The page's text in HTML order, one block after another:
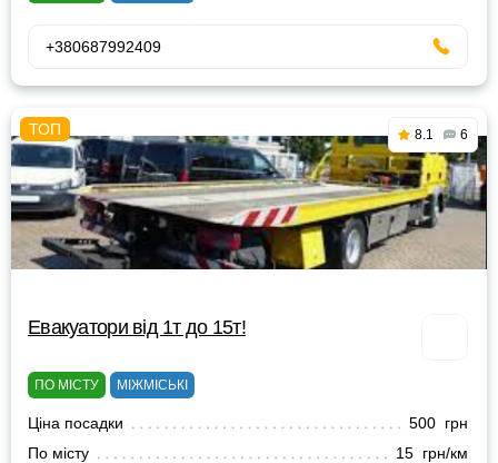
+380687992409
8.1 6
Евакуатори від 1т до 15т!
ПО МІСТУ МІЖМІСЬКІ
Ціна посадки
500 грн
По місту
15 грн/км